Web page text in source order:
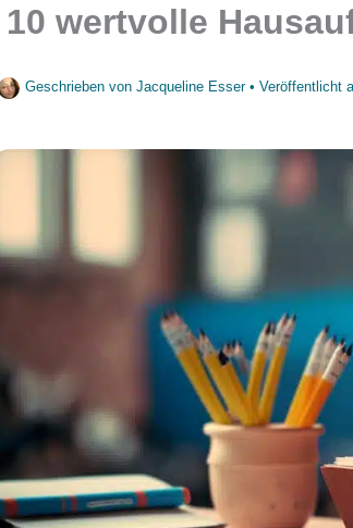
10 wertvolle
Geschrieben von Jacqueline Esser • Veröffentlicht